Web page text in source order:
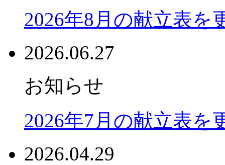
2026年8月の献立表を
2026.06.27
お知らせ
2026年7月の献立表を
2026.04.29